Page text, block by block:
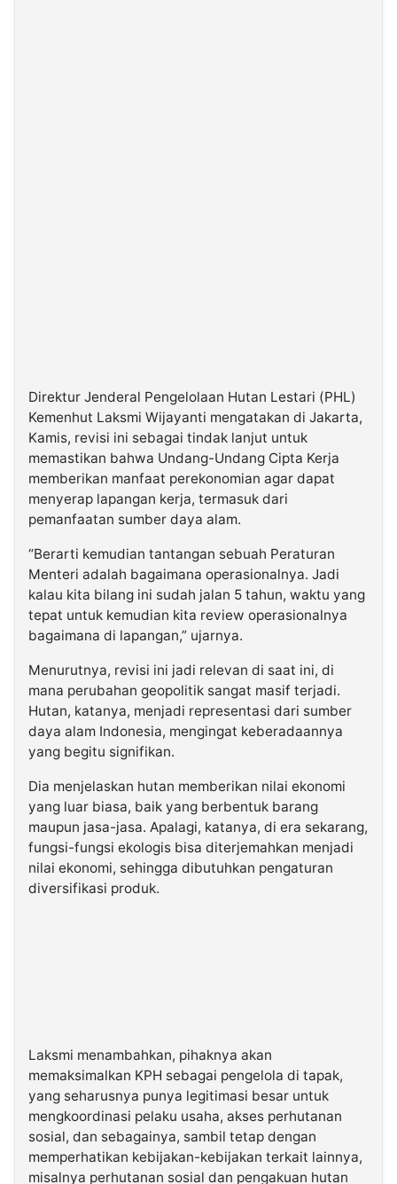
Direktur Jenderal Pengelolaan Hutan Lestari (PHL)
Kemenhut Laksmi Wijayanti mengatakan di Jakarta,
Kamis, revisi ini sebagai tindak lanjut untuk
memastikan bahwa Undang-Undang Cipta Kerja
memberikan manfaat perekonomian agar dapat
menyerap lapangan kerja, termasuk dari
pemanfaatan sumber daya alam.
“Berarti kemudian tantangan sebuah Peraturan
Menteri adalah bagaimana operasionalnya. Jadi
kalau kita bilang ini sudah jalan 5 tahun, waktu yang
tepat untuk kemudian kita review operasionalnya
bagaimana di lapangan,” ujarnya.
Menurutnya, revisi ini jadi relevan di saat ini, di
mana perubahan geopolitik sangat masif terjadi.
Hutan, katanya, menjadi representasi dari sumber
daya alam Indonesia, mengingat keberadaannya
yang begitu signifikan.
Dia menjelaskan hutan memberikan nilai ekonomi
yang luar biasa, baik yang berbentuk barang
maupun jasa-jasa. Apalagi, katanya, di era sekarang,
fungsi-fungsi ekologis bisa diterjemahkan menjadi
nilai ekonomi, sehingga dibutuhkan pengaturan
diversifikasi produk.
Laksmi menambahkan, pihaknya akan
memaksimalkan KPH sebagai pengelola di tapak,
yang seharusnya punya legitimasi besar untuk
mengkoordinasi pelaku usaha, akses perhutanan
sosial, dan sebagainya, sambil tetap dengan
memperhatikan kebijakan-kebijakan terkait lainnya,
misalnya perhutanan sosial dan pengakuan hutan